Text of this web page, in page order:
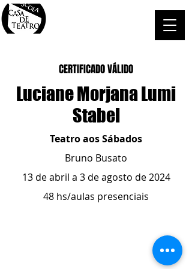
CERTIFICADO VÁLIDO
Luciane Morjana Lumi
Stabel
Teatro aos Sábados
Bruno Busato
13 de abril a 3 de agosto de 2024
48 hs/aulas presenciais
- whatsapp
contato@casadeteatropoa.com.br